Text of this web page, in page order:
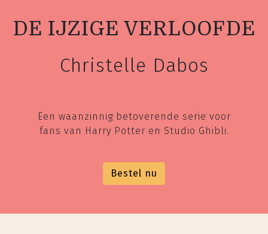
DE IJZIGE VERLOOFDE
Christelle Dabos
Een waanzinnig betoverende serie voor
fans van Harry Potter en Studio Ghibli.
Bestel nu